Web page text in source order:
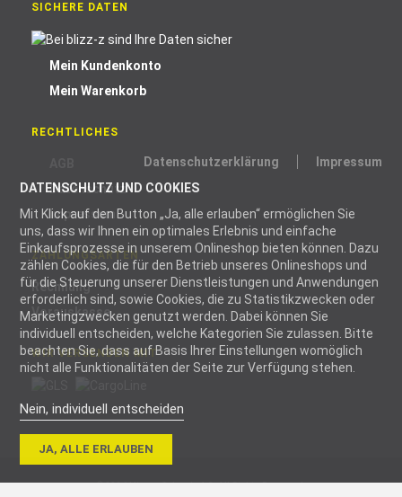
Datenschutzerklärung
Impressum
DATENSCHUTZ UND COOKIES
Mit Klick auf den Button „Ja, alle erlauben“ ermöglichen Sie
uns, dass wir Ihnen ein optimales Erlebnis und einfache
Einkaufsprozesse in unserem Onlineshop bieten können. Dazu
zählen Cookies, die für den Betrieb unseres Onlineshops und
für die Steuerung unserer Dienstleistungen und Anwendungen
erforderlich sind, sowie Cookies, die zu Statistikzwecken oder
Marketingzwecken genutzt werden. Dabei können Sie
individuell entscheiden, welche Kategorien Sie zulassen. Bitte
beachten Sie, dass auf Basis Ihrer Einstellungen womöglich
nicht alle Funktionalitäten der Seite zur Verfügung stehen.
Nein, individuell entscheiden
Cookies helfen
JA, ALLE ERLAUBEN
SICHERE DATEN
Mein Kundenkonto
Mein Warenkorb
RECHTLICHES
Datenschutz
Impressum
ZAHLUNGSARTEN
Rechnung
Vorauskasse
WIR VERSENDEN MIT
© 2026 blizz-z Schweiz AG. All Rights Reserved.